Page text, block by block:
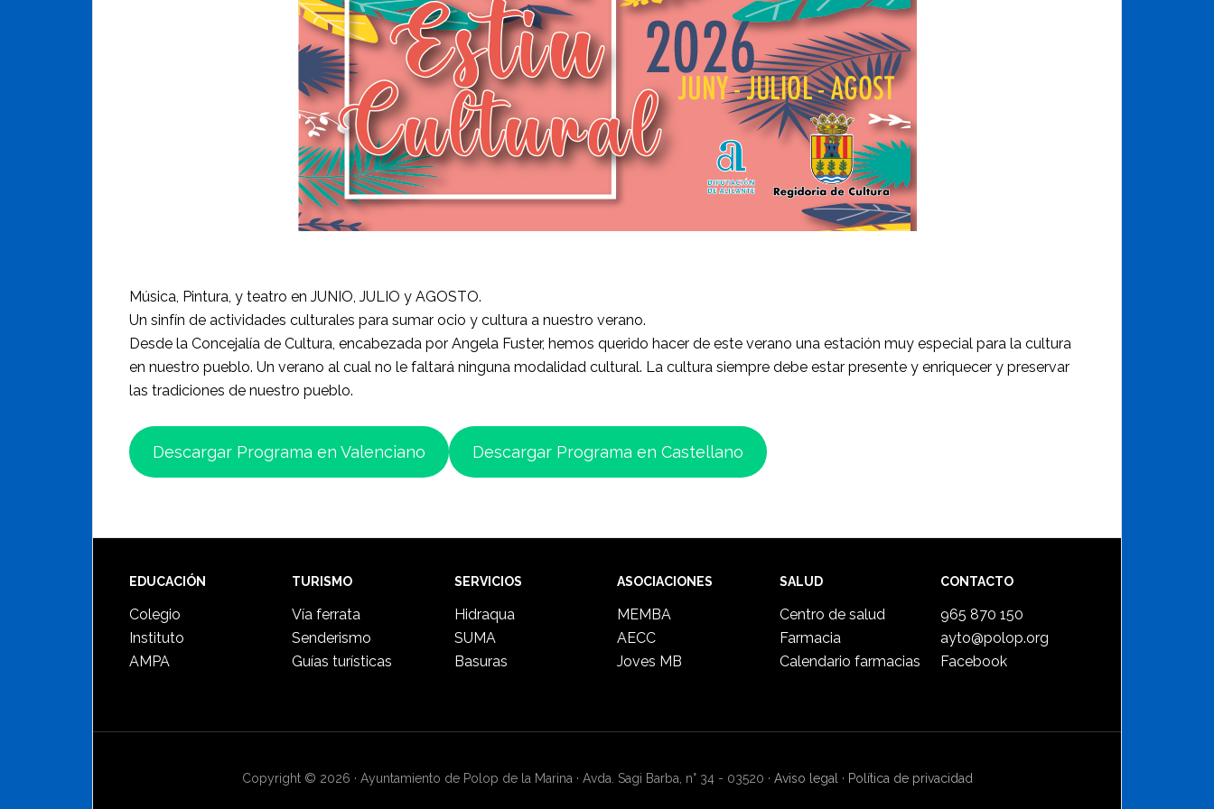
Música, Pintura, y teatro en JUNIO, JULIO y AGOSTO.
Un sinfín de actividades culturales para sumar ocio y cultura a nuestro verano.
Desde la Concejalía de Cultura, encabezada por Angela Fuster, hemos querido hacer de este verano una estación muy especial para la cultura
en nuestro pueblo. Un verano al cual no le faltará ninguna modalidad cultural. La cultura siempre debe estar presente y enriquecer y preservar
las tradiciones de nuestro pueblo.
Descargar Programa en Valenciano Descargar Programa en Castellano
Footer
EDUCACIÓN
Colegio
Instituto
AMPA
TURISMO
Vía ferrata
Senderismo
Guías turísticas
SERVICIOS
Hidraqua
SUMA
Basuras
ASOCIACIONES
MEMBA
AECC
Joves MB
SALUD
Centro de salud
Farmacia
Calendario farmacias
CONTACTO
965 870 150
ayto@polop.org
Facebook
Copyright © 2026 · Ayuntamiento de Polop de la Marina · Avda. Sagi Barba, n° 34 - 03520 · Aviso legal · Política de privacidad